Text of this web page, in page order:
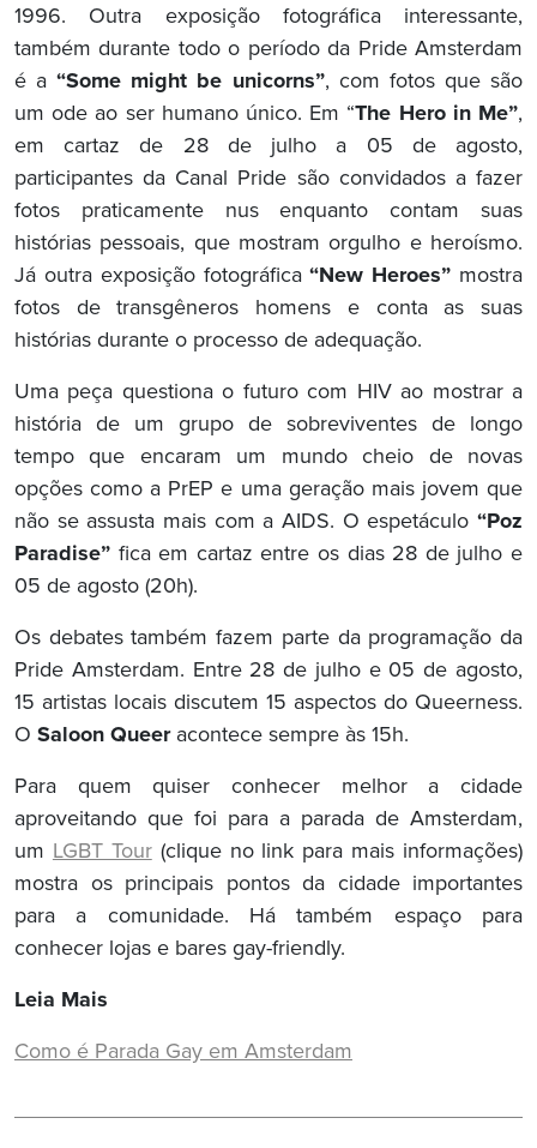
1996. Outra exposição fotográfica interessante,
também durante todo o período da Pride Amsterdam
é a“Some might be unicorns”, com fotos que são
um ode ao ser humano único. Em “The Hero in Me”,
em cartaz de 28 de julho a 05 de agosto,
participantes da Canal Pride são convidados a fazer
fotos praticamente nus enquanto contam suas
histórias pessoais, que mostram orgulho e heroísmo.
Já outra exposição fotográfica“New Heroes” mostra
fotos de transgêneros homens e conta as suas
histórias durante o processo de adequação.
Uma peça questiona o futuro com HIV ao mostrar a
história de um grupo de sobreviventes de longo
tempo que encaram um mundo cheio de novas
opções como a PrEP e uma geração mais jovem que
não se assusta mais com a AIDS. O espetáculo “Poz
Paradise” fica em cartaz entre os dias 28 de julho e
05 de agosto (20h).
Os debates também fazem parte da programação da
Pride Amsterdam. Entre 28 de julho e 05 de agosto,
15 artistas locais discutem 15 aspectos do Queerness.
O Saloon Queeracontece sempre às 15h.
Para quem quiser conhecer melhor a cidade
aproveitando que foi para a parada de Amsterdam,
um LGBT Tour(clique no link para mais informações)
mostra os principais pontos da cidade importantes
para a comunidade. Há também espaço para
conhecer lojas e bares gay-friendly.
Leia Mais
Como é Parada Gay em Amsterdam